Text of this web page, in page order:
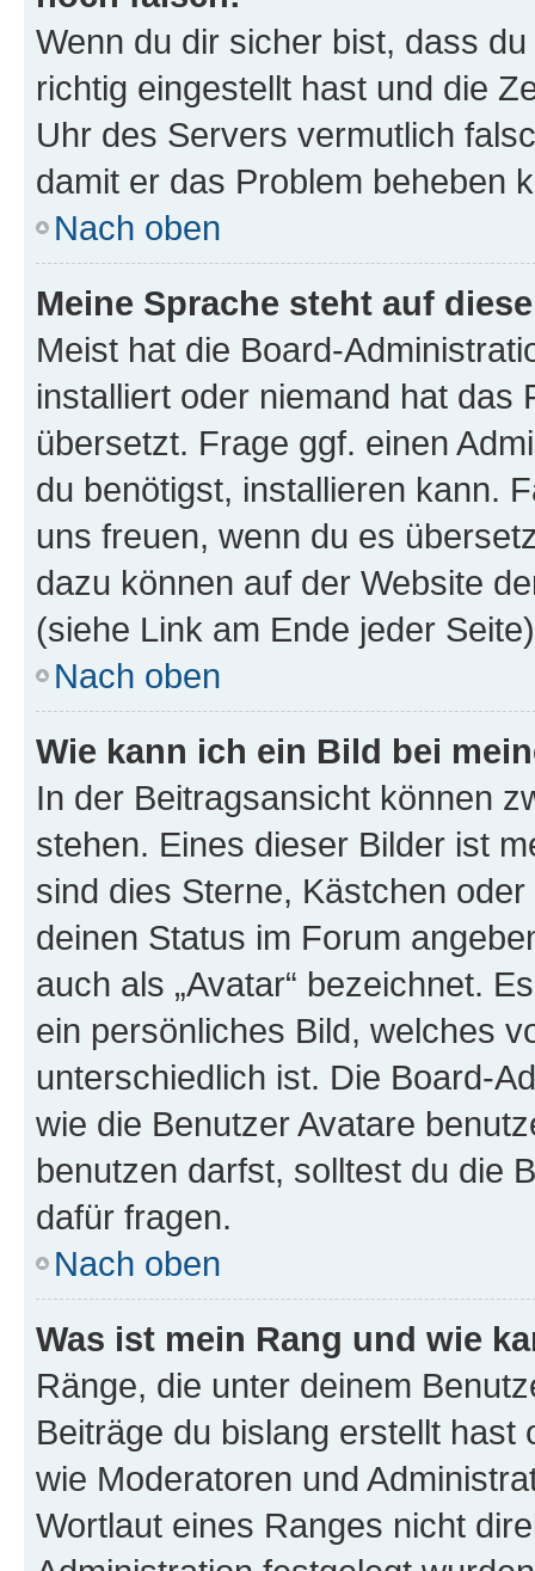
Wenn du dir sicher bist, dass
richtig eingestellt hast und die
Uhr des Servers vermutlich
damit er das Problem beheben
Nach oben
Meine Sprache steht auf
Meist hat die Board-
installiert oder niemand hat das
übersetzt. Frage ggf. einen
du benötigst, installieren kann.
uns freuen, wenn du es
dazu können auf der Website
(siehe Link am Ende jeder
Nach oben
Wie kann ich ein Bild bei
In der Beitragsansicht können
stehen. Eines dieser Bilder ist
sind dies Sterne, Kästchen
deinen Status im Forum
auch als „Avatar“ bezeichnet.
ein persönliches Bild, welches
unterschiedlich ist. Die Board-
wie die Benutzer Avatare
benutzen darfst, solltest du die
dafür fragen.
Nach oben
Was ist mein Rang und wie
Ränge, die unter deinem
Beiträge du bislang erstellt
wie Moderatoren und
Wortlaut eines Ranges nicht